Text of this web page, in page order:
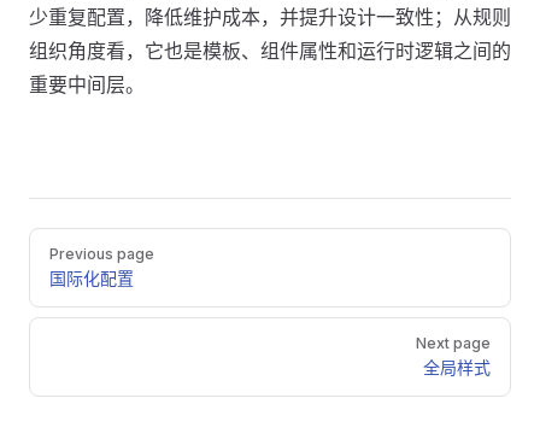
少重复配置，降低维护成本，并提升设计一致性；从规则
组织角度看，它也是模板、组件属性和运行时逻辑之间的
重要中间层。
PagerPrevious page
国际化配置
Next page
全局样式